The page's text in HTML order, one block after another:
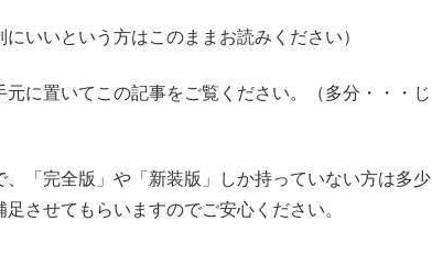
いいという方はこのままお読みください）
に置いてこの記事をご覧ください。（多分・・・じ
「完全版」や「新装版」しか持っていない方は多少
させてもらいますのでご安心ください。